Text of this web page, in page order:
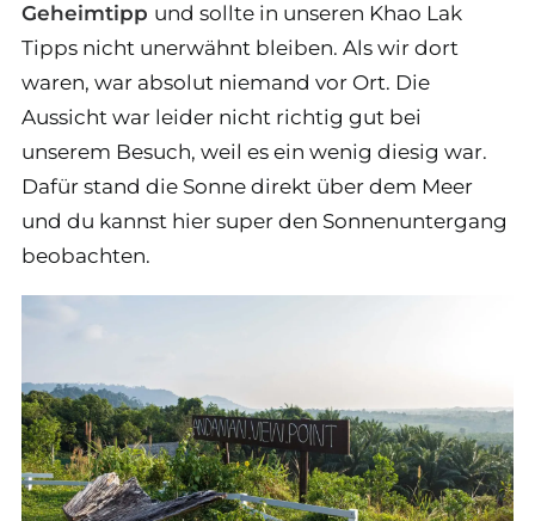
Geheimtipp und sollte in unseren Khao Lak
Tipps nicht unerwähnt bleiben. Als wir dort
waren, war absolut niemand vor Ort. Die
Aussicht war leider nicht richtig gut bei
unserem Besuch, weil es ein wenig diesig war.
Dafür stand die Sonne direkt über dem Meer
und du kannst hier super den Sonnenuntergang
beobachten.